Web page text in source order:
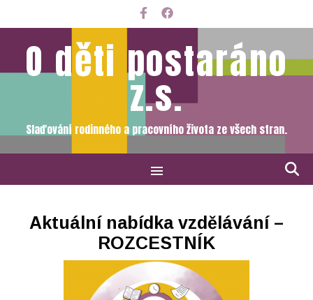
O děti postaráno
z.s.
Slaďování rodinného a pracovního života ze všech stran.
Aktuální nabídka vzdělávání –
ROZCESTNÍK